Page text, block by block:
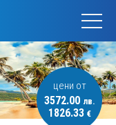
цени от
3572.00 лв.
1826.33 €